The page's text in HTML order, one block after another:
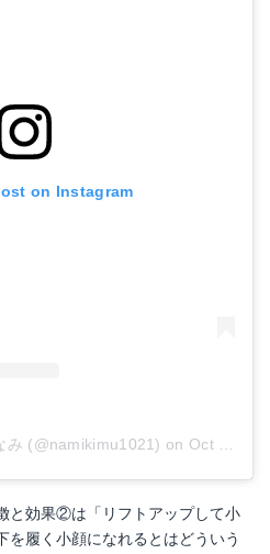
on Instagram
み (@namikimu1021) on Oct 3, 2017 at 7:25pm PDT
と効果②は「リフトアップして小
を履く小顔になれるとはどういう